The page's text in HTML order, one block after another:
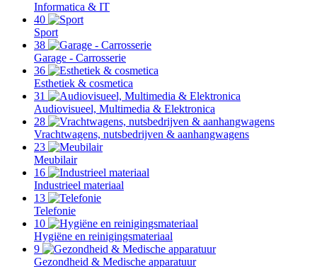
Informatica & IT
40
Sport
38
Garage - Carrosserie
36
Esthetiek & cosmetica
31
Audiovisueel, Multimedia & Elektronica
28
Vrachtwagens, nutsbedrijven & aanhangwagens
23
Meubilair
16
Industrieel materiaal
13
Telefonie
10
Hygiëne en reinigingsmateriaal
9
Gezondheid & Medische apparatuur